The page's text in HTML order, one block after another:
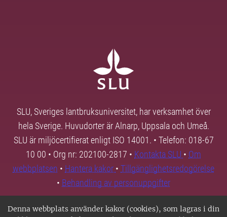
Denna webbplats använder kakor (cookies), som lagras i din
SLU, Sveriges lantbruksuniversitet, har verksamhet över
hela Sverige. Huvudorter är Alnarp, Uppsala och Umeå.
SLU är miljöcertifierat enligt ISO 14001. • Telefon: 018-67
10 00 • Org nr: 202100-2817 • Kontakta SLU • Om
webbplatsen • Hantera kakor • Tillgänglighetsredogörelse
• Behandling av personuppgifter